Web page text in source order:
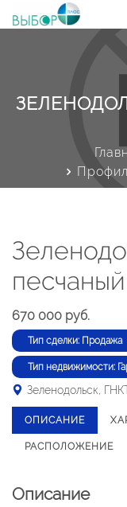
670 000 руб.
Тип сделки: Продажа
Тип недвижимости:
Зеленодольск,
ОПИСАНИЕ
РАСПОЛОЖЕНИЕ
Описание